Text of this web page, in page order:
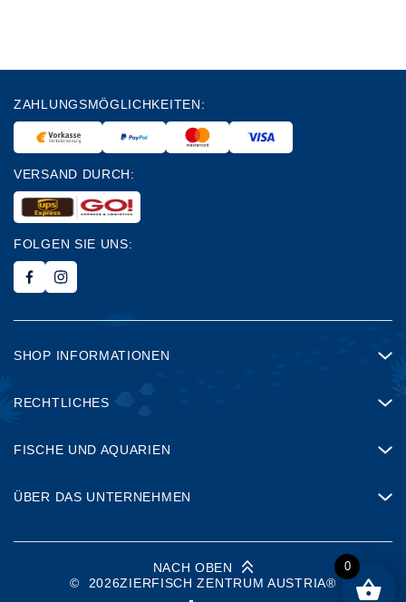
ZAHLUNGSMÖGLICHKEITEN:
VERSAND DURCH:
FOLGEN SIE UNS:
SHOP INFORMATIONEN
RECHTLICHES
FISCHE UND AQUARIEN
ÜBER DAS UNTERNEHMEN
© 2026ZIERFISCH ZENTRUM AUSTRIA®
NACH OBEN 0